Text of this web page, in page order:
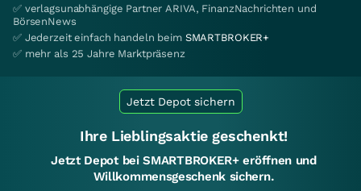
✅ verlagsunabhängige Partner ARIVA, FinanzNachrichten und
BörsenNews
✅ Jederzeit einfach handeln beim SMARTBROKER+
✅ mehr als 25 Jahre Marktpräsenz
Jetzt Depot sichern
Ihre Lieblingsaktie geschenkt!
Jetzt Depot bei SMARTBROKER+ eröffnen und
Willkommensgeschenk sichern.